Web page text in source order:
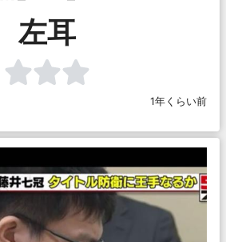
左耳
1年くらい前